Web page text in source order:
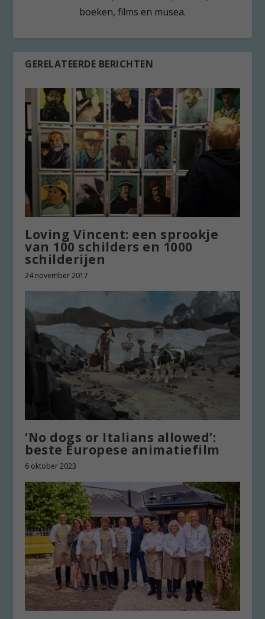
boeken, films en musea.
GERELATEERDE BERICHTEN
Loving Vincent: een sprookje
van 100 schilders en 1000
schilderijen
24 november 2017
‘No dogs or Italians allowed’:
beste Europese animatiefilm
6 oktober 2023